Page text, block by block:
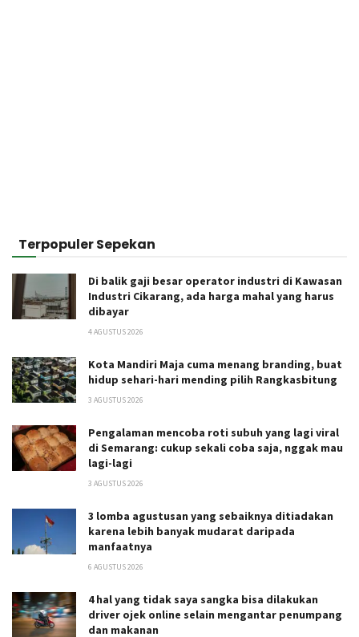
Terpopuler Sepekan
Di balik gaji besar operator industri di Kawasan
Industri Cikarang, ada harga mahal yang harus
dibayar
4 AGUSTUS 2026
Kota Mandiri Maja cuma menang branding, buat
hidup sehari-hari mending pilih Rangkasbitung
3 AGUSTUS 2026
Pengalaman mencoba roti subuh yang lagi viral
di Semarang: cukup sekali coba saja, nggak mau
lagi-lagi
3 AGUSTUS 2026
3 lomba agustusan yang sebaiknya ditiadakan
karena lebih banyak mudarat daripada
manfaatnya
6 AGUSTUS 2026
4 hal yang tidak saya sangka bisa dilakukan
driver ojek online selain mengantar penumpang
dan makanan